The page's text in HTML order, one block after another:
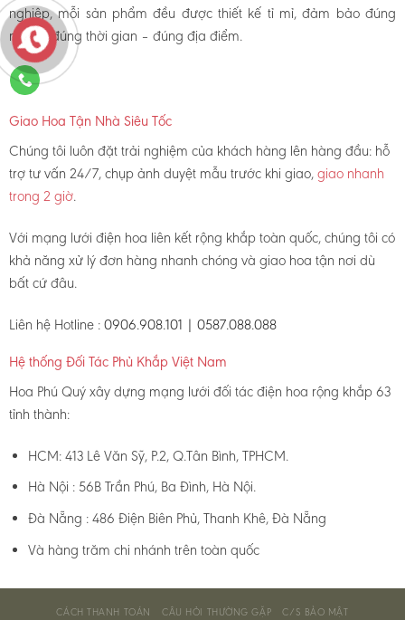
nghiệp, mỗi sản phẩm đều được thiết kế tỉ mỉ, đảm bảo đúng
mẫu – đúng thời gian – đúng địa điểm.
Giao Hoa Tận Nhà Siêu Tốc
Chúng tôi luôn đặt trải nghiệm của khách hàng lên hàng đầu: hỗ
trợ tư vấn 24/7, chụp ảnh duyệt mẫu trước khi giao,giao nhanh
trong 2 giờ.
Với mạng lưới điện hoa liên kết rộng khắp toàn quốc, chúng tôi có
khả năng xử lý đơn hàng nhanh chóng và giao hoa tận nơi dù
bất cứ đâu.
Liên hệ Hotline : 0906.908.101 | 0587.088.088
Hệ thống Đối Tác Phủ Khắp Việt Nam
Hoa Phú Quý xây dựng mạng lưới đối tác điện hoa rộng khắp 63
tỉnh thành:
HCM: 413 Lê Văn Sỹ, P.2, Q.Tân Bình, TPHCM.
Hà Nội : 56B Trần Phú, Ba Đình, Hà Nội.
Đà Nẵng : 486 Điện Biên Phủ, Thanh Khê, Đà Nẵng
Và hàng trăm chi nhánh trên toàn quốc
CÁCH THANH TOÁN CÂU HỎI THƯỜNG GẶP C/S BẢO MẬT